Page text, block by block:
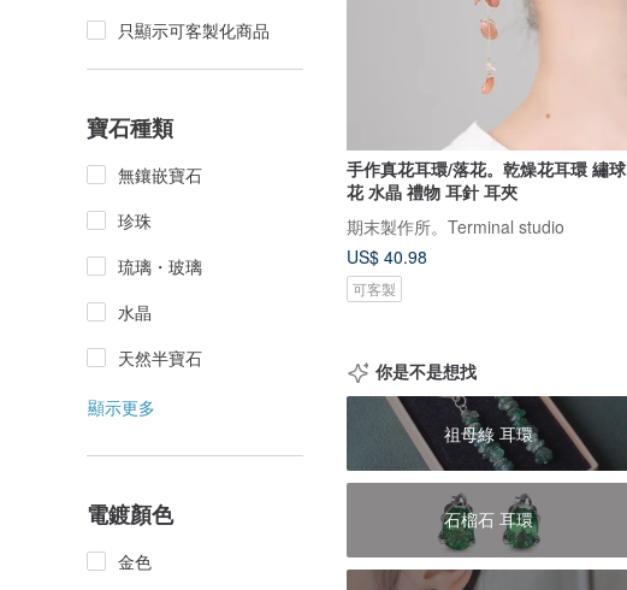
只顯示可客製化商品
寶石種類
無鑲嵌寶石
珍珠
琉璃・玻璃
水晶
天然半寶石
顯示更多
電鍍顏色
金色
手作真花耳環/落花。乾燥花耳環 繡球
花 水晶 禮物 耳針 耳夾
期末製作所。Terminal studio
US$ 40.98
可客製
你是不是想找
祖母綠 耳環
石榴石 耳環